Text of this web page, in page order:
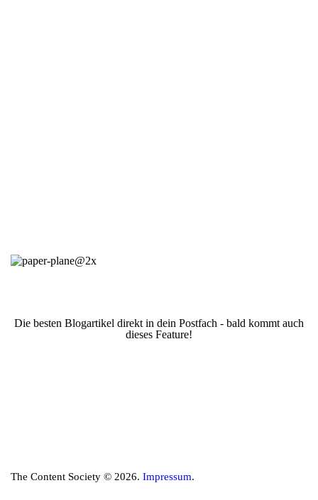
Die besten Blogartikel direkt in dein Postfach - bald kommt auch
dieses Feature!
The Content Society © 2026. Impressum.